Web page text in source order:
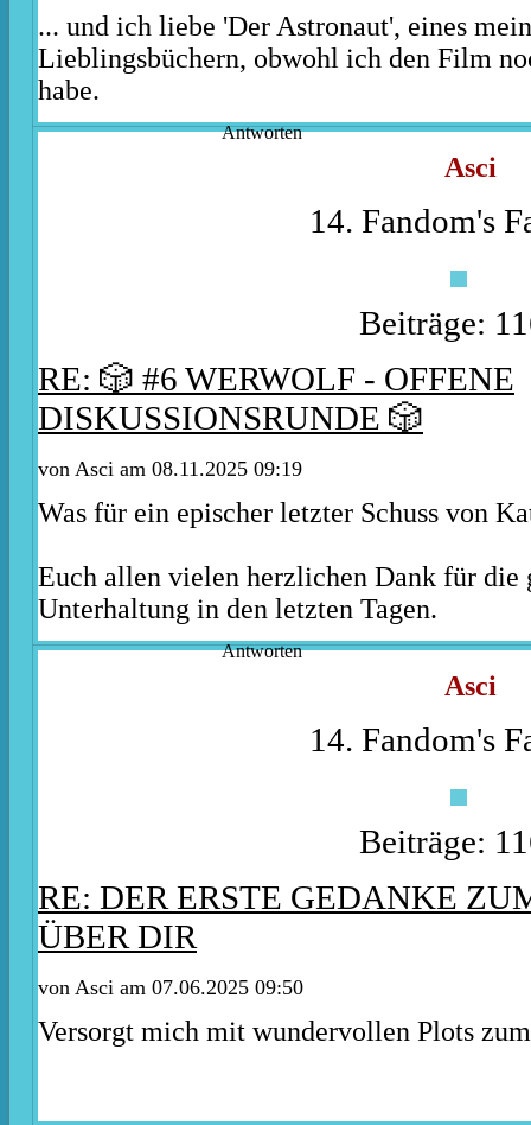
... und ich liebe 'Der Astronaut', eines
Lieblingsbüchern, obwohl ich den Film
habe.
Antworten
Asci
14. Fandom's
Beiträge:
RE: 🎲 #6 WERWOLF - OFFENE
DISKUSSIONSRUNDE 🎲
von Asci am 08.11.2025 09:19
Was für ein epischer letzter Schuss von
Euch allen vielen herzlichen Dank für die
Unterhaltung in den letzten Tagen.
Antworten
Asci
14. Fandom's
Beiträge:
RE: DER ERSTE GEDANKE
ÜBER DIR
von Asci am 07.06.2025 09:50
Versorgt mich mit wundervollen Plots